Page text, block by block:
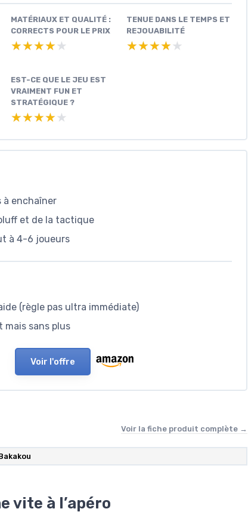
MATÉRIAUX ET QUALITÉ :
CORRECTS POUR LE PRIX
★★★★★
★★★★★
TENUE DANS LE TEMPS ET
REJOUABILITÉ
★★★★★
★★★★★
EST-CE QUE LE JEU EST
VRAIMENT FUN ET
STRATÉGIQUE ?
★★★★★
★★★★★
à enchaîner
et de la tactique
à 4-6 joueurs
(règle pas ultra immédiate)
sans plus
Voir l'offre
Voir la fiche produit complète →
vite à l’apéro